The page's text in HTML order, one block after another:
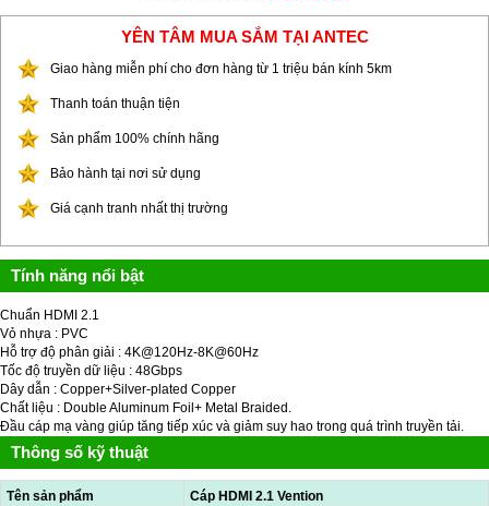
YÊN TÂM MUA SẮM TẠI ANTEC
Giao hàng miễn phí cho đơn hàng từ 1 triệu bán kính 5km
Thanh toán thuận tiện
Sản phẩm 100% chính hãng
Bảo hành tại nơi sử dụng
Giá cạnh tranh nhất thị trường
Tính năng nổi bật
Chuẩn HDMI 2.1
Vỏ nhựa : PVC
Hỗ trợ độ phân giải : 4K@120Hz-8K@60Hz
Tốc độ truyền dữ liệu : 48Gbps
Dây dẫn : Copper+Silver-plated Copper
Chất liệu : Double Aluminum Foil+ Metal Braided.
Đầu cáp mạ vàng giúp tăng tiếp xúc và giảm suy hao trong quá trình truyền tải.
Thông số kỹ thuật
Tên sản phẩm Cáp HDMI 2.1 Vention